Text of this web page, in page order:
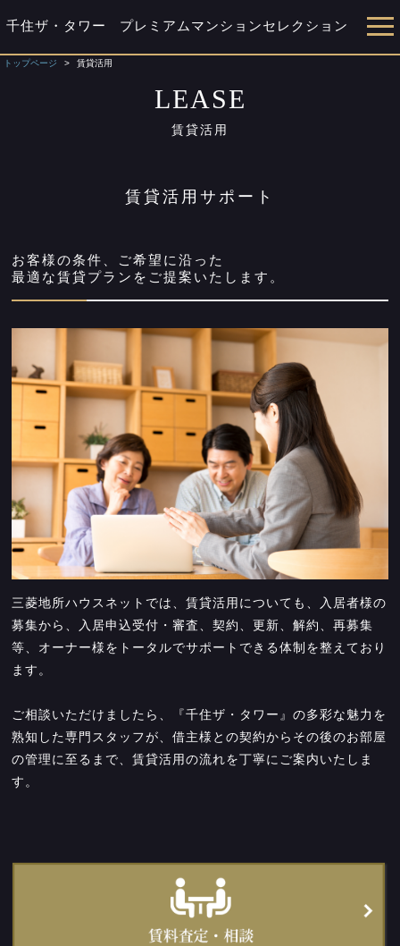
千住ザ・タワー プレミアムマンションセレクション
トップページ 賃貸活用
LEASE
賃貸活用
賃貸活用サポート
お客様の条件、ご希望に沿った
最適な賃貸プランをご提案いたします。
三菱地所ハウスネットでは、賃貸活用についても、入居者様の
募集から、入居申込受付・審査、契約、更新、解約、再募集
等、オーナー様をトータルでサポートできる体制を整えており
ます。
ご相談いただけましたら、『千住ザ・タワー』の多彩な魅力を
熟知した専門スタッフが、借主様との契約からその後のお部屋
の管理に至るまで、賃貸活用の流れを丁寧にご案内いたしま
す。